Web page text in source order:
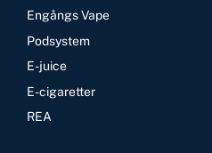
Engångs Vape
Podsystem
E-juice
E-cigaretter
REA